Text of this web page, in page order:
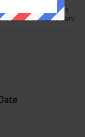
dernières réponses
boîte de réception!